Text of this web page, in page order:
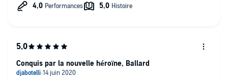
Conquis par la nouvelle héroïne, Ballard